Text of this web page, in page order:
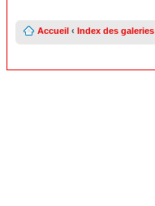
Accueil ‹ Index des galeries